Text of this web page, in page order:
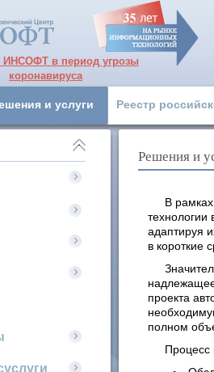
ИНСОФТ в период угрозы
коронавируса
и услуги Реестр
Решения и
В
технологии
адаптируя
в короткие
проекта
полном
Процесс